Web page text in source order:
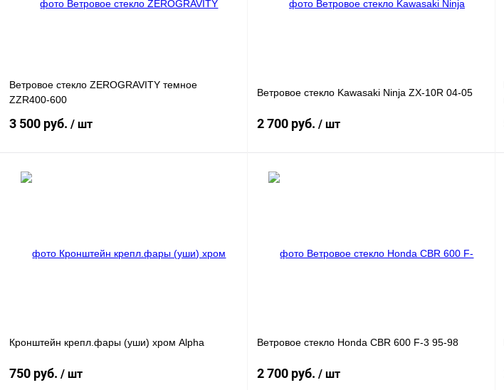
Ветровое стекло ZEROGRAVITY темное
ZZR400-600
3 500 руб. / шт
наличии
Ветровое стекло Kawasaki Ninja ZX-10R 04-05
2 700 руб. / шт
наличии
Кронштейн крепл.фары (уши) хром Alpha
750 руб. / шт
Ветровое стекло Honda CBR 600 F-3 95-98
2 700 руб. / шт